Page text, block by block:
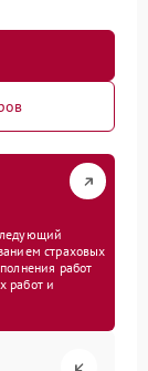
страховых
работ
работ и